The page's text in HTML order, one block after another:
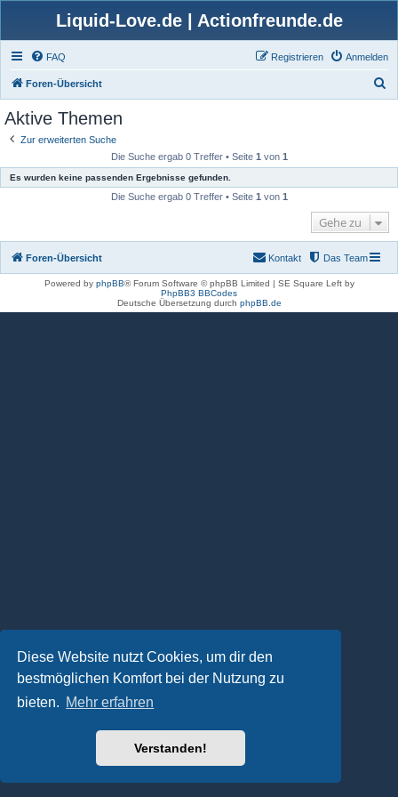
Diese Website nutzt Cookies, um dir den
bestmöglichen Komfort bei der Nutzung zu
bieten. Mehr erfahren
Verstanden!
Liquid-Love.de | Actionfreunde.de
FAQ Anmelden
Registrieren
Foren-Übersicht
e
Aktive Themen
Zur erweiterten Suche
Die Suche ergab 0 Treffer • Seite 1 von 1
Es wurden keine passenden Ergebnisse gefunden.
Die Suche ergab 0 Treffer • Seite 1 von 1
Gehe zu
Foren-Übersicht Das Team
Kontakt
Powered by phpBB® Forum Software © phpBB Limited | SE Square Left by
PhpBB3 BBCodes
Deutsche Übersetzung durch phpBB.de